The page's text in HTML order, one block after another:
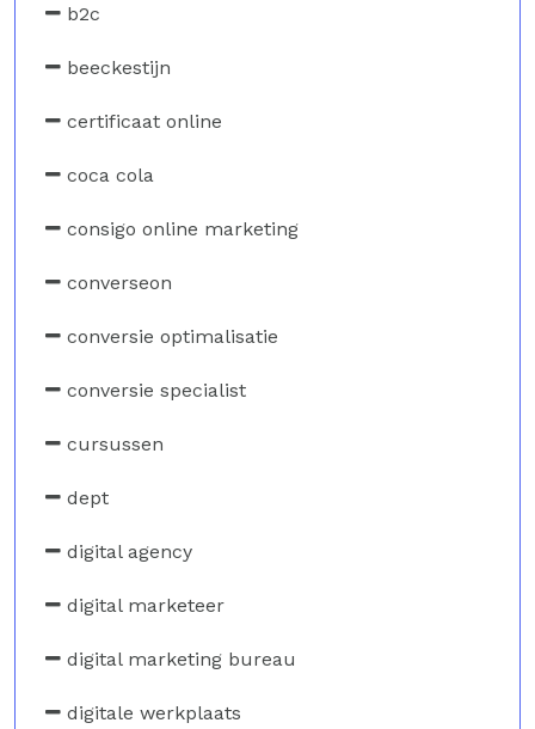
b2c
beeckestijn
certificaat online
coca cola
consigo online marketing
converseon
conversie optimalisatie
conversie specialist
cursussen
dept
digital agency
digital marketeer
digital marketing bureau
digitale werkplaats